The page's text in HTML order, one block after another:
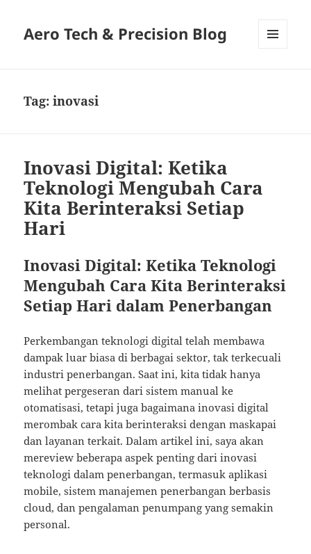
Aero Tech & Precision Blog
Tag:inovasi
Inovasi Digital: Ketika
Teknologi Mengubah Cara
Kita Berinteraksi Setiap
Hari
Inovasi Digital: Ketika Teknologi
Mengubah Cara Kita Berinteraksi
Setiap Hari dalam Penerbangan
Perkembangan teknologi digital telah membawa
dampak luar biasa di berbagai sektor, tak terkecuali
industri penerbangan. Saat ini, kita tidak hanya
melihat pergeseran dari sistem manual ke
otomatisasi, tetapi juga bagaimana inovasi digital
merombak cara kita berinteraksi dengan maskapai
dan layanan terkait. Dalam artikel ini, saya akan
mereview beberapa aspek penting dari inovasi
teknologi dalam penerbangan, termasuk aplikasi
mobile, sistem manajemen penerbangan berbasis
cloud, dan pengalaman penumpang yang semakin
personal.